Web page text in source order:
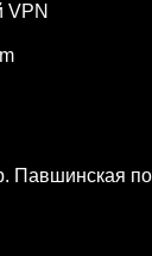
VPN
Павшинская